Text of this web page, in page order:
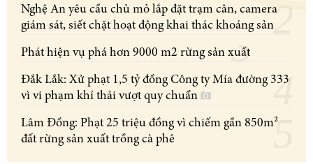
Nghệ An yêu cầu chủ mỏ lắp đặt trạm cân, camera
giám sát, siết chặt hoạt động khai thác khoáng sản
Phát hiện vụ phá hơn 9000 m2 rừng sản xuất
Đắk Lắk: Xử phạt 1,5 tỷ đồng Công ty Mía đường 333
vì vi phạm khí thải vượt quy chuẩn
Lâm Đồng: Phạt 25 triệu đồng vì chiếm gần 850m²
đất rừng sản xuất trồng cà phê